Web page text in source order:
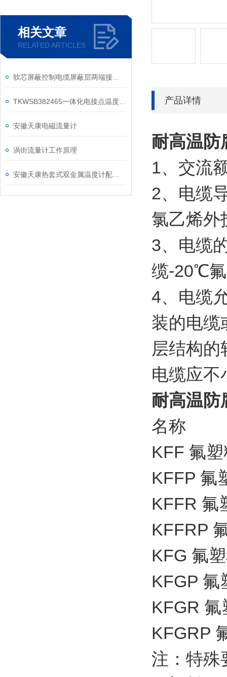
相关文章
RELATED ARTICLES
安徽天康电磁流量计
涡街流量计工作原理
产品详情
耐高温防
1、交流
2、电缆
氯乙烯
3、电缆
缆-20℃
4、电缆
装的电缆
层结构
电缆应不
耐高温防
名称
KFF 氟
KFFP 氟
KFFR 氟
KFFRP
KFG 氟
KFGP 氟
KFGR
KFGRP
注：特殊